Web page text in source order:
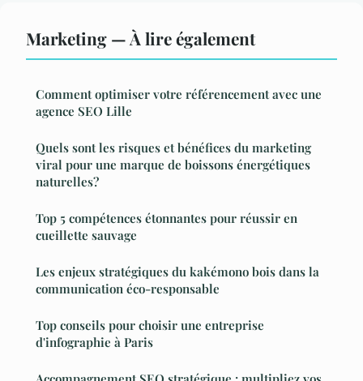
Marketing — À lire également
Comment optimiser votre référencement avec une
agence SEO Lille
Quels sont les risques et bénéfices du marketing
viral pour une marque de boissons énergétiques
naturelles?
Top 5 compétences étonnantes pour réussir en
cueillette sauvage
Les enjeux stratégiques du kakémono bois dans la
communication éco-responsable
Top conseils pour choisir une entreprise
d'infographie à Paris